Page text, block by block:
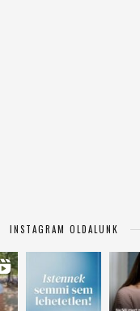
INSTAGRAM OLDALUNK